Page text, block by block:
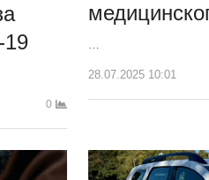
19
0
…
28.07.2025 10:01